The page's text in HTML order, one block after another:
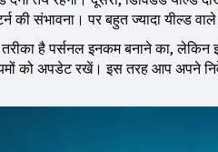
की संभावना। पर बहुत ज्यादा यील्ड
है पर्सनल इनकम बनाने का,
को अपडेट रखें। इस तरह आप अपने